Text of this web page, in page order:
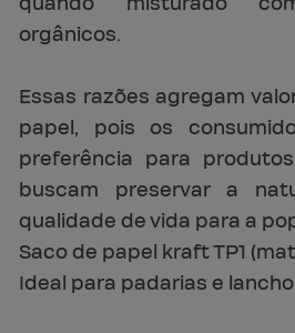
orgânicos.
Essas razões agregam
papel, pois os
preferência para
buscam preservar a
qualidade de vida para a
Saco de papel kraft TP1
Ideal para padarias e